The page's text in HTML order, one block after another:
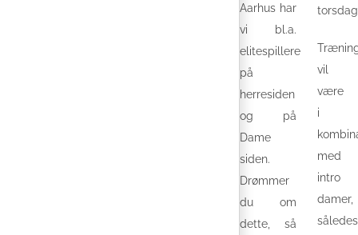
Aarhus har
vi bl.a.
elitespillere
på
herresiden
og på
Dame
siden.
Drømmer
du om
dette, så
vil
være
i
med
intro
damer,
således